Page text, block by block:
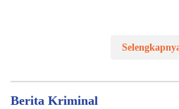
Berita Kriminal